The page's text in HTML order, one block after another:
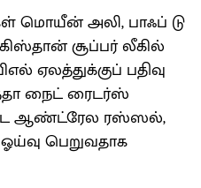
மொயீன் அலி, பாஃப் டு
சூப்பர் லீகில்
ஏலத்துக்குப் பதிவு
நைட் ரைடர்ஸ்
ஆண்ட்ரேல ரஸ்ஸல்,
பெறுவதாக